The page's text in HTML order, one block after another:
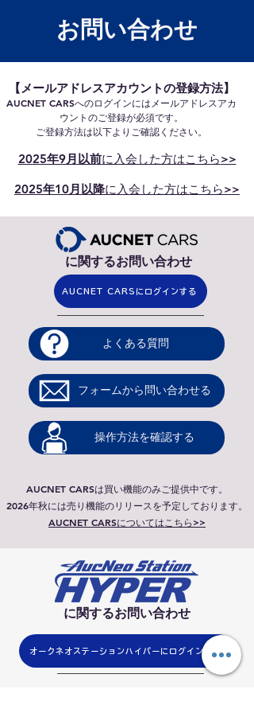
​お問い合わせ
​【メールアドレスアカウントの登録方法】
AUCNET CARSへのログインにはメールアドレスアカ
ウントのご登録が必須です。
​ご登録方法は以下よりご確認ください。
​2025年9月以前に入会した方はこちら>>
​2025年10月以降に入会した方はこちら>>
に関するお問い合わせ
AUCNET CARSにログインする
​よくある質問
​フォームから問い合わせる
​操作方法を確認する
AUCNET CARSは買い機能のみご提供中です。​
2026年秋には売り機能のリリースを予定しております。
​AUCNET CARSについてはこちら>>
​に関するお問い合わせ
オークネオステーションハイパーにログインする